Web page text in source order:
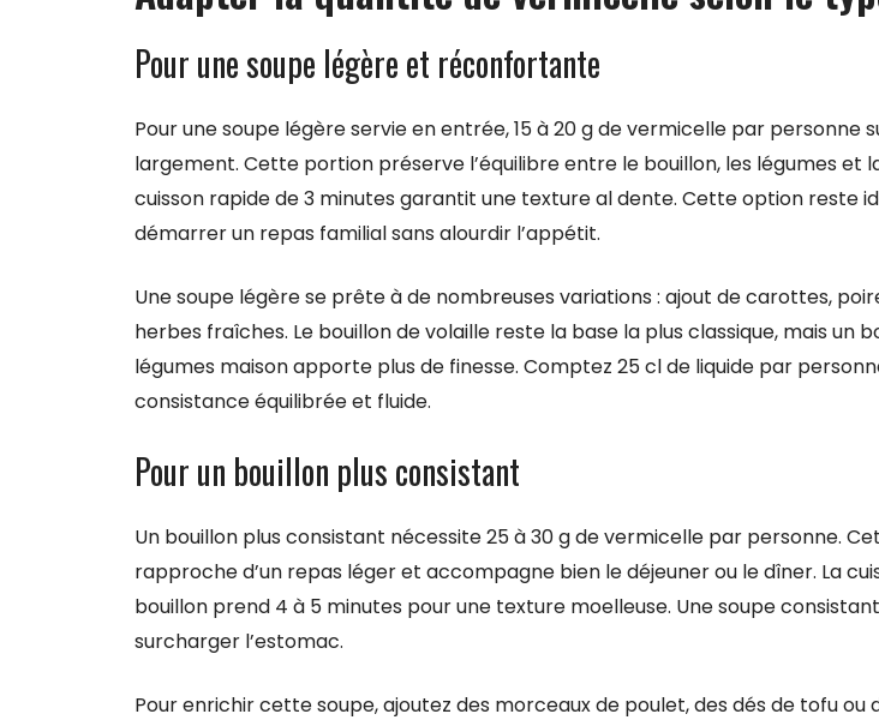
Pour une soupe légère et réconfortante
Pour une soupe légère servie en entrée, 15 à 20 g de vermicelle par personne
largement. Cette portion préserve l’équilibre entre le bouillon, les légumes et
cuisson rapide de 3 minutes garantit une texture al dente. Cette option reste
démarrer un repas familial sans alourdir l’appétit.
Une soupe légère se prête à de nombreuses variations : ajout de carottes,
herbes fraîches. Le bouillon de volaille reste la base la plus classique, mais un
légumes maison apporte plus de finesse. Comptez 25 cl de liquide par
consistance équilibrée et fluide.
Pour un bouillon plus consistant
Un bouillon plus consistant nécessite 25 à 30 g de vermicelle par personne.
rapproche d’un repas léger et accompagne bien le déjeuner ou le dîner. La
bouillon prend 4 à 5 minutes pour une texture moelleuse. Une soupe
surcharger l’estomac.
Pour enrichir cette soupe, ajoutez des morceaux de poulet, des dés de tofu ou